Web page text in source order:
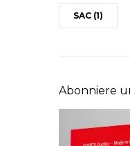
SAC (1)
Abonniere